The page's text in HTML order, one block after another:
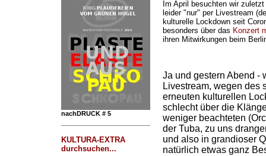
nachDRUCK # 5
KULTURA-EXTRA
durchsuchen...
Im April besuchten wir
leider "nur" per Livestream
kulturelle Lockdown seit
besonders über das Konzert
ihren Mitwirkungen beim
Ja und gestern Abend -
Livestream, wegen des
erneuten kulturellen
schlecht über die
weniger beachteten
der Tuba, zu uns
und also in grandioser
natürlich etwas ganz